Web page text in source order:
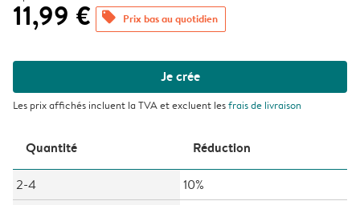
11,99 € offers Prix bas au quotidien
Je crée
Les prix affichés incluent la TVA et excluent lesfrais de livraison
Quantité Réduction
2-4
10%